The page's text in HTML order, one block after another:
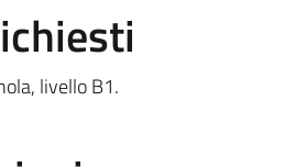
livello B1.